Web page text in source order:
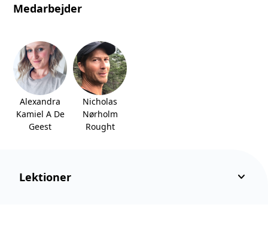
Medarbejder
Alexandra
Kamiel A De
Geest
Nicholas
Nørholm
Rought
Lektioner keyboard_arrow_down